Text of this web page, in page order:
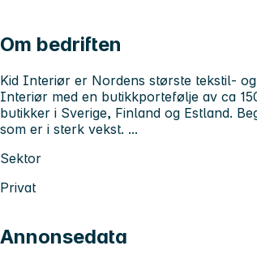
Om bedriften
Kid Interiør er Nordens største tekstil-
Interiør med en butikkportefølje av ca
butikker i Sverige, Finland og Estland.
som er i sterk vekst. ...
Sektor
Privat
Annonsedata